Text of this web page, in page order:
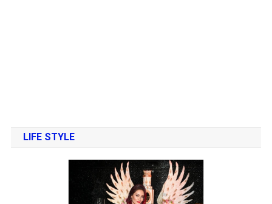
LIFE STYLE